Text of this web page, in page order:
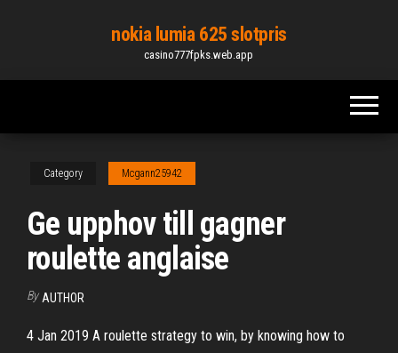
content
nokia lumia 625 slotpris
casino777fpks.web.app
Category Mcgann25942
Ge upphov till gagner
roulette anglaise
By AUTHOR
4 Jan 2019 A roulette strategy to win, by knowing how to